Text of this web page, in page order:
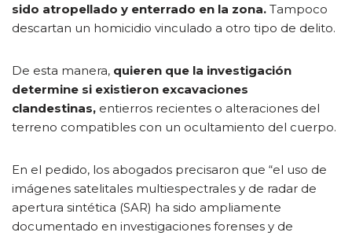
sido atropellado y enterrado en la zona. Tampoco
descartan un homicidio vinculado a otro tipo de delito.
De esta manera, quieren que la investigación
determine si existieron excavaciones
clandestinas, entierros recientes o alteraciones del
terreno compatibles con un ocultamiento del cuerpo.
En el pedido, los abogados precisaron que “el uso de
imágenes satelitales multiespectrales y de radar de
apertura sintética (SAR) ha sido ampliamente
documentado en investigaciones forenses y de